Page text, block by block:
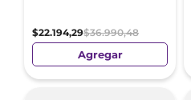
$22.194,29$36.990,48
Agregar